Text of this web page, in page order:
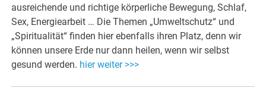
ausreichende und richtige körperliche Bewegung, Schlaf,
Sex, Energiearbeit … Die Themen „Umweltschutz“ und
„Spiritualität“ finden hier ebenfalls ihren Platz, denn wir
können unsere Erde nur dann heilen, wenn wir selbst
gesund werden. hier weiter >>>